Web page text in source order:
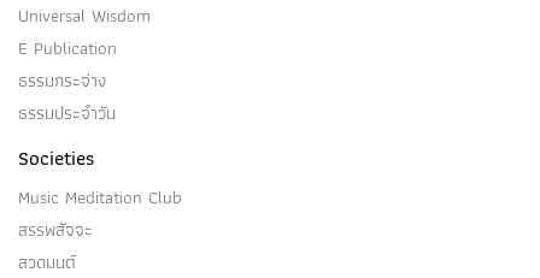
Universal Wisdom
E Publication
ธรรมกระจ่าง
ธรรมประจำวัน
Societies
Music Meditation Club
สรรพสัจจะ
สวดมนต์